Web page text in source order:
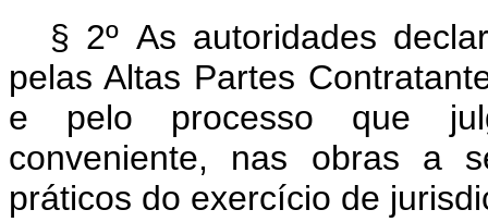
§ 2º As autoridades
pelas Altas Partes
e pelo processo que
conveniente, nas obras a
práticos do exercício de